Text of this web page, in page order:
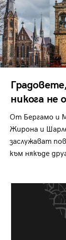
никога не
От Бергамо и
Жирона и
заслужават
към някъде